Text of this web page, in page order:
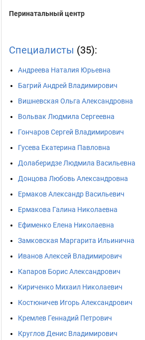
Перинатальный центр
Специалисты (35):
Андреева Наталия Юрьевна
Багрий Андрей Владимирович
Вишневская Ольга Александровна
Вольвак Людмила Сергеевна
Гончаров Сергей Владимирович
Гусева Екатерина Павловна
Долаберидзе Людмила Васильевна
Донцова Любовь Александровна
Ермаков Александр Васильевич
Ермакова Галина Николаевна
Ефименко Елена Николаевна
Замковская Маргарита Ильинична
Иванов Алексей Владимирович
Капаров Борис Александрович
Кириченко Михаил Николаевич
Костюничев Игорь Александрович
Кремлев Геннадий Петрович
Круглов Денис Владимирович